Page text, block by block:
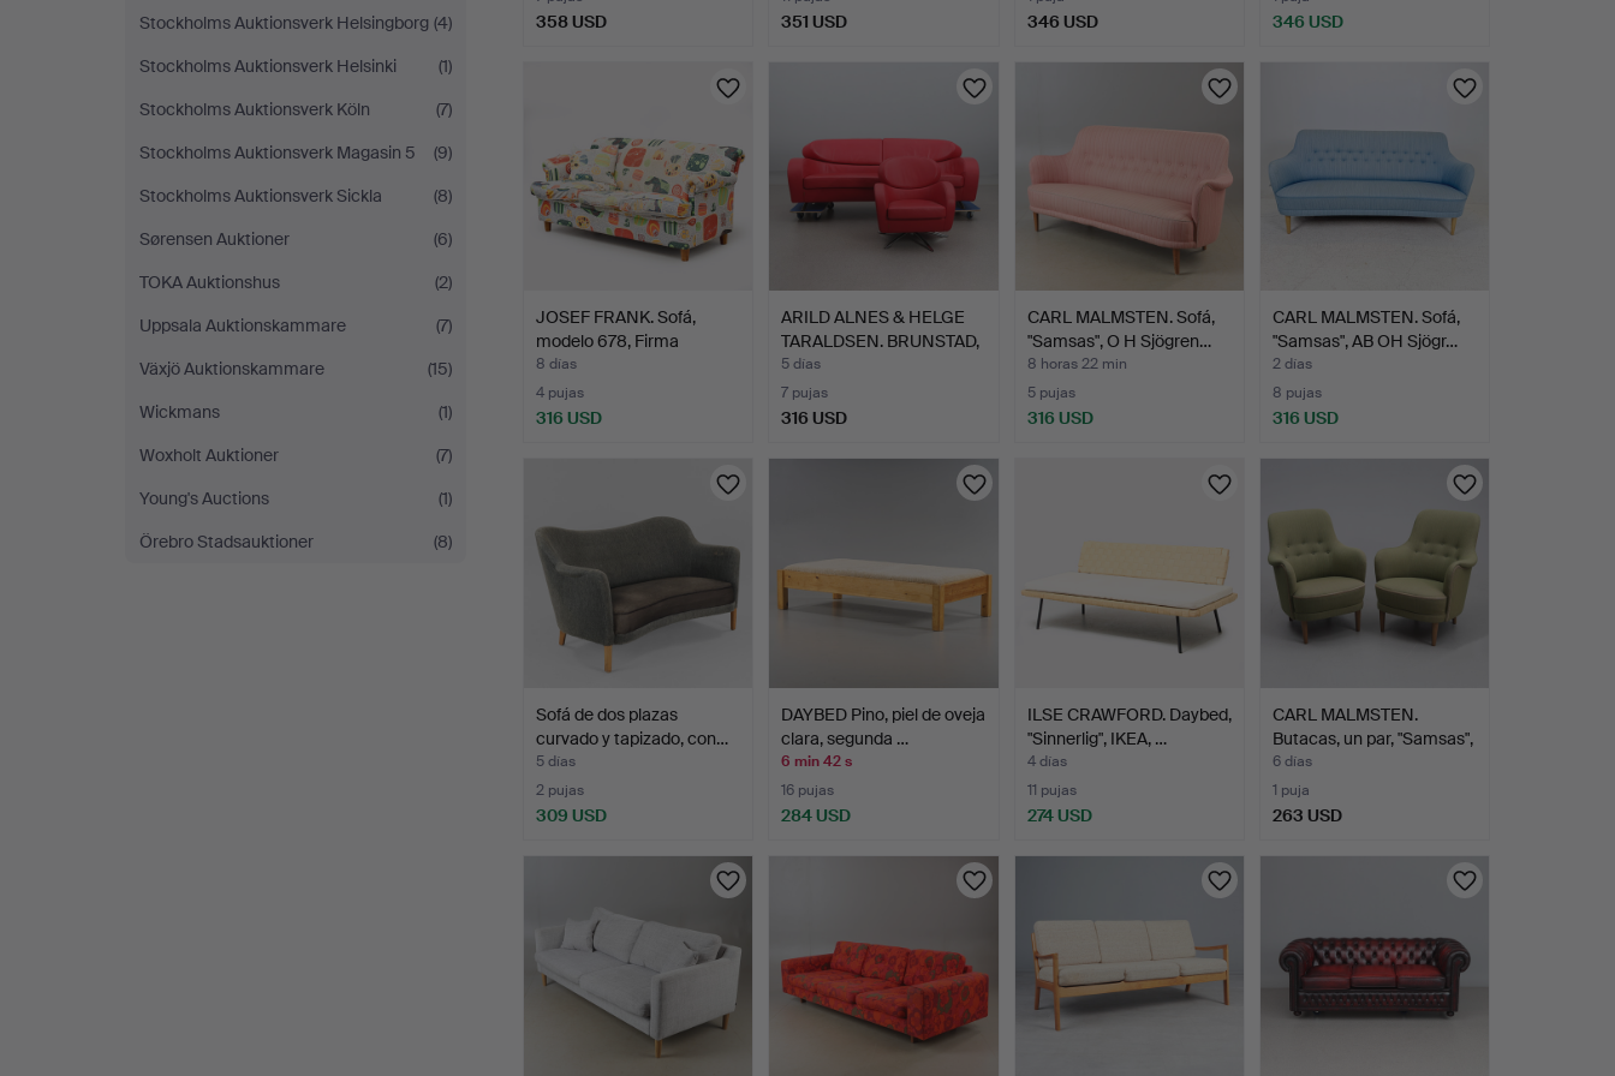
Stockholms Auktionsverk Helsingborg (4)
Stockholms Auktionsverk Helsinki
(1)
Stockholms Auktionsverk Köln
(7)
Stockholms Auktionsverk Magasin 5
(9)
Stockholms Auktionsverk Sickla
(8)
Sørensen Auktioner
(6)
TOKA Auktionshus
(2)
Uppsala Auktionskammare
(7)
Växjö Auktionskammare
(15)
Wickmans
(1)
Woxholt Auktioner
(7)
Young's Auctions
(1)
Örebro Stadsauktioner
(8)
358 USD 351 USD 346 USD 346 USD
JOSEF FRANK. Sofá,
modelo 678, Firma
Svens…
8 días
4 pujas
316 USD
ARILD ALNES & HELGE
TARALDSEN. BRUNSTAD,
S…
5 días
7 pujas
316 USD
CARL MALMSTEN. Sofá,
"Samsas", O H Sjögren…
8 horas 22 min
5 pujas
316 USD
CARL MALMSTEN. Sofá,
"Samsas", AB OH Sjögr…
2 días
8 pujas
316 USD
Sofá de dos plazas
curvado y tapizado, con…
5 días
2 pujas
309 USD
DAYBED Pino, piel de oveja
clara, segunda …
6 min 42 s
16 pujas
284 USD
ILSE CRAWFORD. Daybed,
"Sinnerlig", IKEA, …
4 días
11 pujas
274 USD
CARL MALMSTEN.
Butacas, un par, "Samsas",
…
6 días
1 puja
263 USD